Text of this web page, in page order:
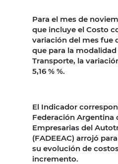
Para el mes de
que incluye el Costo
variación del mes fue
que para la modalidad
Transporte, la
5,16 % %.
El Indicador
Federación Argentina
Empresarias del
(FADEEAC) arrojó
su evolución de
incremento.